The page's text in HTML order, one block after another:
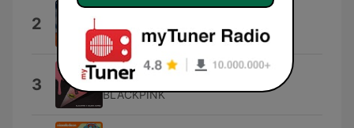
2 Ultra Naté
3 Ice Cream
BLACKPINK